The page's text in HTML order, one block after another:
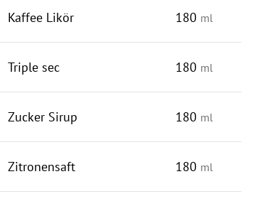
Kaffee Likör 180 ml
Triple sec 180 ml
Zucker Sirup 180 ml
Zitronensaft 180 ml